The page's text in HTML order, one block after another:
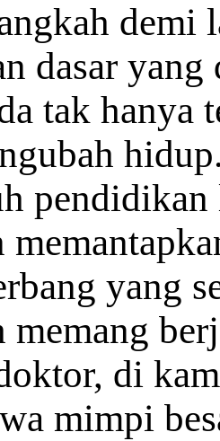
dasar
tak hanya
yang
di
mimpi